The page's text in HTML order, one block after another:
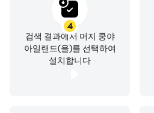
4
검색 결과에서 머지 쿵야
아일랜드(을)를 선택하여
설치합니다